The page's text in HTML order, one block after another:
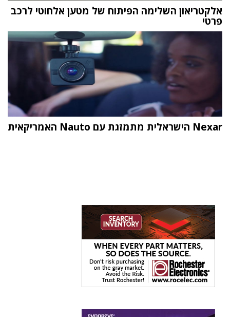
אלקטריאון השלימה הפיתוח של מטען אלחוטי לרכב
פרטי
Nexar הישראלית מתמזגת עם Nauto האמריקאית